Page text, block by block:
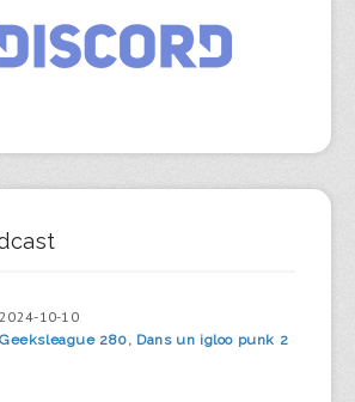
2024-10-10
Geeksleague 280, Dans un igloo punk 2